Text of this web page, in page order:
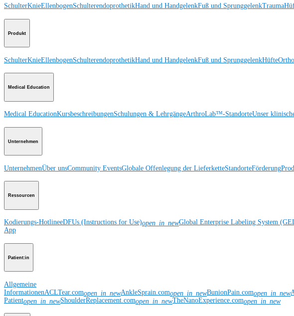
SchulterKnieEllenbogenSchulterendoprothetikHand und HandgelenkFuß und SprunggelenkTrauma
Produkt
SchulterKnieEllenbogenSchulterendoprothetikHand und HandgelenkFuß und SprunggelenkHüfte
Medical Education
Medical EducationKursbeschreibungenSchulungen & LehrgängeArthroLab™-StandorteUnser
Unternehmen
UnternehmenÜber unsCommunity EventsGlobale Offenlegung der LieferketteStandorteFörderung
Ressourcen
Kodierungs-HotlineeDFUs (Instructions for Use)open_in_newGlobal Enterprise Labeling System
App
Patient:in
Allgemeine
InformationenACLTear.comopen_in_newAnkleSprain.comopen_in_newBunionPain.comopen_in_new
Patientopen_in_newShoulderReplacement.comopen_in_newTheNanoExperience.comopen_in_new